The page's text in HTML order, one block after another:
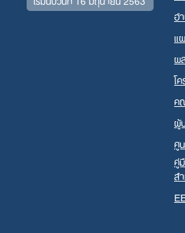
อ
แ
ผ
โ
ค
ผู้
ศู
คู่
ส